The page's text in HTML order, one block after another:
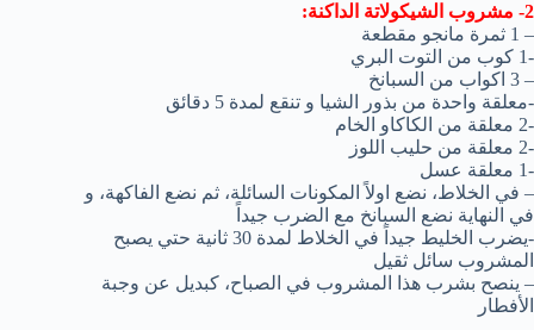
2- مشروب الشيكولاتة الداكنة:
– 1 ثمرة مانجو مقطعة
-1 كوب من التوت البري
– 3 اكواب من السبانخ
-معلقة واحدة من بذور الشيا و تنقع لمدة 5 دقائق
-2 معلقة من الكاكاو الخام
-2 معلقة من حليب اللوز
-1 معلقة عسل
– في الخلاط، نضع اولاً المكونات السائلة، ثم نضع الفاكهة، و
في النهاية نضع السبانخ مع الضرب جيداً
-يضرب الخليط جيداً في الخلاط لمدة 30 ثانية حتي يصبح
المشروب سائل ثقيل
– ينصح بشرب هذا المشروب في الصباح، كبديل عن وجبة
الأفطار